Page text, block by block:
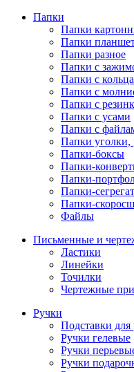
Папки
Папки
Папки
Папки разное
Папки с
Папки с
Папки с
Папки с
Папки с усами
Папки с
Папки уголки,
Папки-боксы
Папки-
Папки-
Папки-
Папки-
Файлы
Письменные и
Ластики
Линейки
Точилки
Чертежные
Ручки
Подставки для
Ручки гелевые
Ручки
Ручки